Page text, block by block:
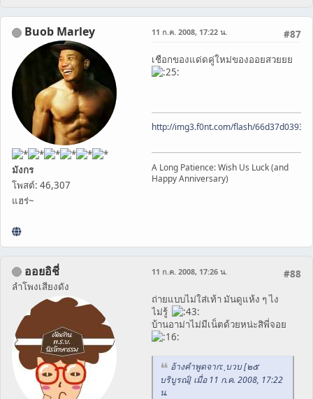
Buob Marley
มังกร
โพสต์: 46,307
แฮร่~
#87
11 ก.ค. 2008, 17:22 น.
เชือกของแด่ดคู่ใหม่ของออยสวยยย
http://img3.f0nt.com/flash/
A Long Patience: Wish Us Luck (and
Happy Anniversary)
ออยอิชี่
ลำโพงเสียงดัง
#88
11 ก.ค. 2008, 17:26 น.
ถ่ายแบบไม่ใส่เท้า มันดูแห้ง ๆ ไง
ไม่รู้
บ้านอาม่าไม่มีเน็ตด้วยหน่ะสิพี่จอย
อ้างคำพูดจาก: ฺบวบ [๒๕
บริบูรณ์] เมื่อ 11 ก.ค. 2008, 17:22
น.